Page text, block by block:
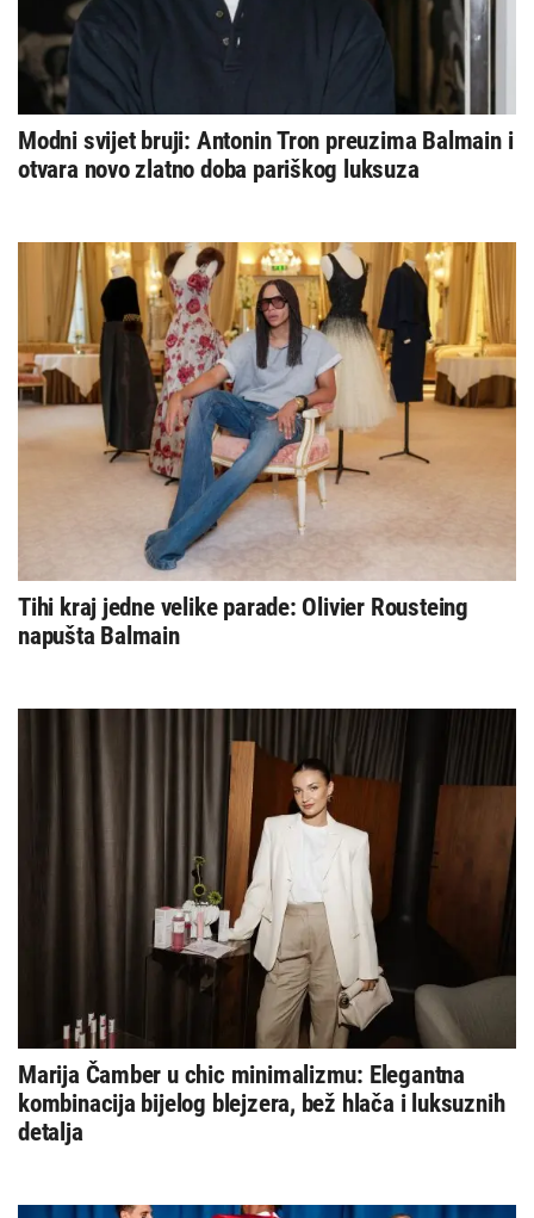
Modni svijet bruji: Antonin Tron preuzima Balmain i
otvara novo zlatno doba pariškog luksuza
Tihi kraj jedne velike parade: Olivier Rousteing
napušta Balmain
Marija Čamber u chic minimalizmu: Elegantna
kombinacija bijelog blejzera, bež hlača i luksuznih
detalja